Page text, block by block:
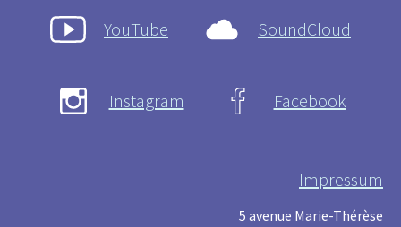
YouTube SoundCloud
Instagram Facebook
Impressum
5 avenue Marie-Thérèse